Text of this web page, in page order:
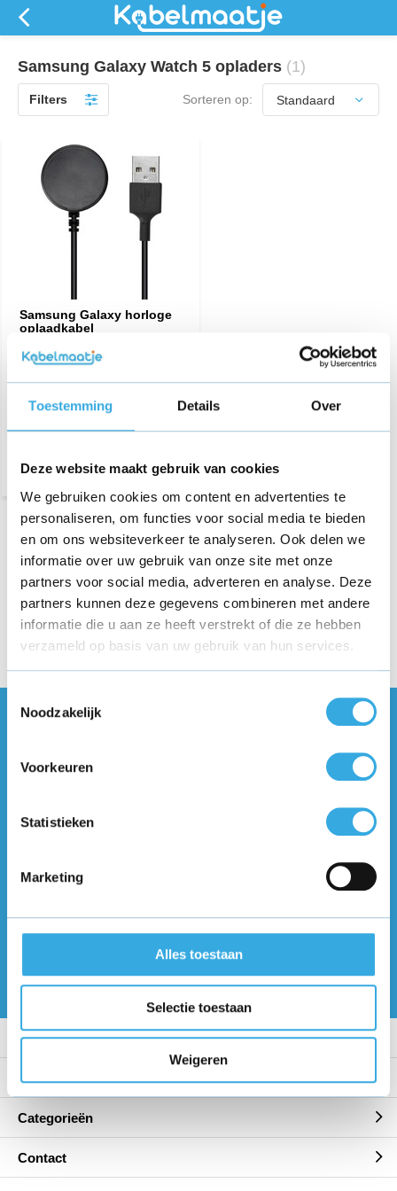
Toestemming Details Over
Deze website maakt gebruik van cookies
We gebruiken cookies om content en advertenties te
personaliseren, om functies voor social media te bieden
en om ons websiteverkeer te analyseren. Ook delen we
informatie over uw gebruik van onze site met onze
partners voor social media, adverteren en analyse. Deze
partners kunnen deze gegevens combineren met andere
informatie die u aan ze heeft verstrekt of die ze hebben
verzameld op basis van uw gebruik van hun services.
Noodzakelijk
Voorkeuren
Statistieken
Marketing
Alles toestaan
Selectie toestaan
Weigeren
Samsung Galaxy Watch 5 opladers (1)
Filters Sorteren op:
Samsung Galaxy horloge
oplaadkabel
€ 16,95
Morgen in huis
Verken onze uitgebreide collectie Samsung Galaxy Watch 5
opladers. Onze opladers bieden snelle, betrouwbare
oplaadmogelijkheden voor je smartwatch, zodat je altijd
verbonden blijft. Met compacte ontwerpen en hoge efficiëntie
zijn ze perfect voor thuis, op kantoor of onderweg. Kwaliteit en
gemak in één.
Vragen of meer informatie?
klantenservice staat voor je klaar :)
Ontvang de nieuwste aanbiedingen en
* Lees hier de wettelijke beperkingen
Klantenservice
Mijn account
Categorieën
Contact